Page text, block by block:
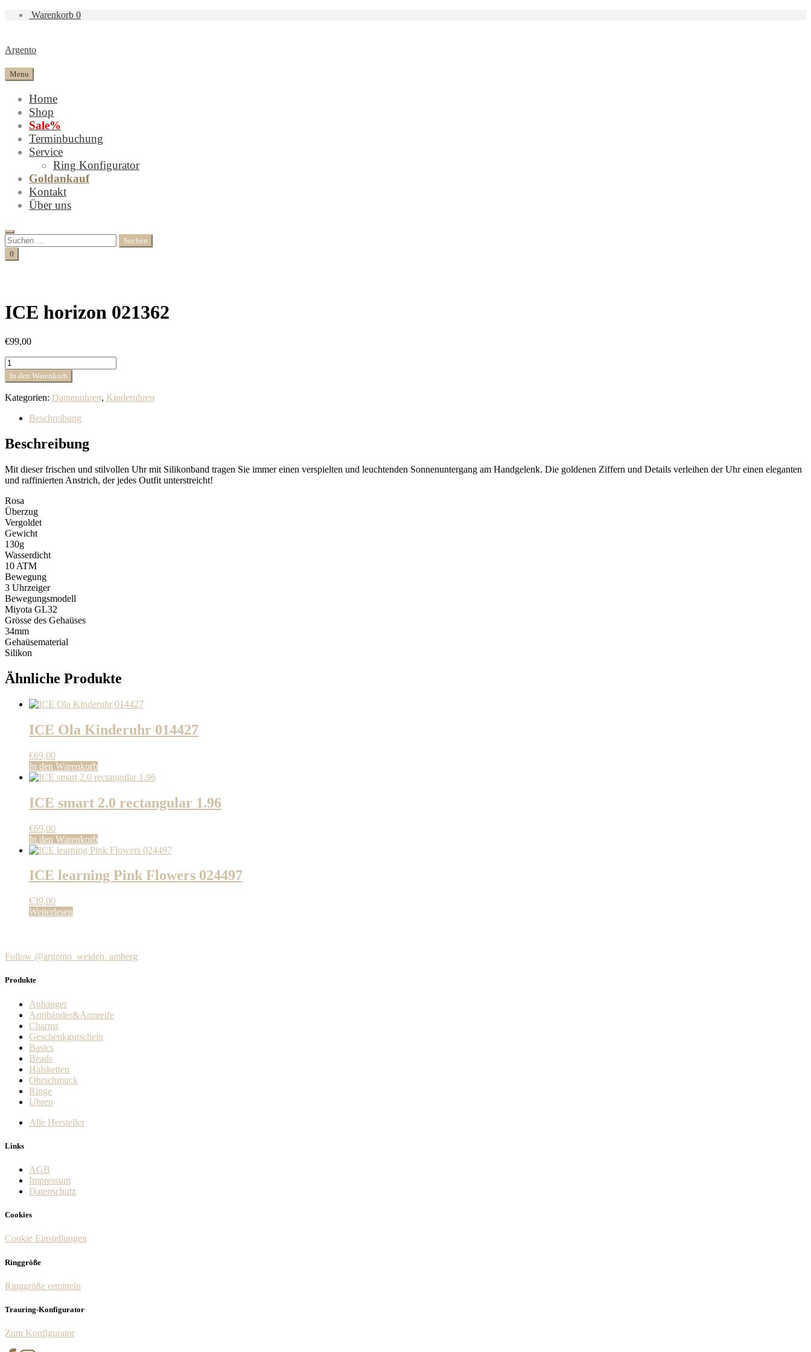
Warenkorb 0
Argento
Menu
Home
Shop
Sale%
Terminbuchung
Service
Ring Konfigurator
Goldankauf
Kontakt
Über uns
Search
Suchen
nach:
Cart
0
ICE horizon 021362
€99,00
ICE
horizon
021362
Menge
In den Warenkorb
Kategorien: Damenuhren, Kinderuhren
Beschreibung
Beschreibung
Mit dieser frischen und stilvollen Uhr mit Silikonband tragen Sie immer einen verspielten und leuchtenden Sonnenuntergang am Handgelenk. Die goldenen Ziffern und Details verleihen der Uhr einen eleganten
und raffinierten Anstrich, der jedes Outfit unterstreicht!
Rosa
Überzug
Vergoldet
Gewicht
130g
Wasserdicht
10 ATM
Bewegung
3 Uhrzeiger
Bewegungsmodell
Miyota GL32
Grösse des Gehaüses
34mm
Gehaüsematerial
Silikon
Ähnliche Produkte
ICE Ola Kinderuhr 014427
€69,00
In den Warenkorb
ICE smart 2.0 rectangular 1.96
€69,00
In den Warenkorb
ICE learning Pink Flowers 024497
€39,00
Weiterlesen
Follow @argento_weiden_amberg
Produkte
Anhänger
Armbänder&Armreife
Charms
Geschenkgutschein
Basics
Beads
Halsketten
Ohrschmuck
Ringe
Uhren
Alle Hersteller
Links
AGB
Impressum
Datenschutz
Cookies
Cookie Einstellungen
Ringgröße
Ringgröße ermitteln
Trauring-Konfigurator
Zum Konfigurator